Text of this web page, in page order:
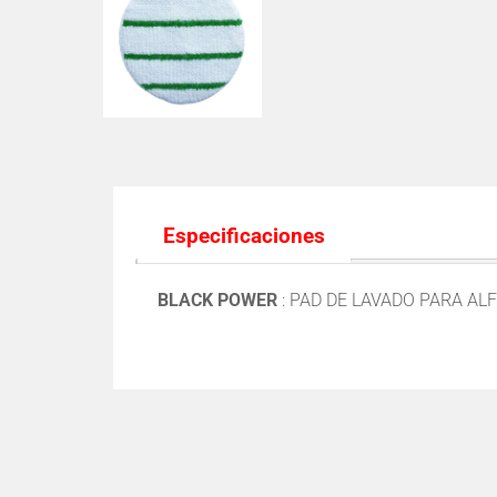
Especificaciones
BLACK POWER : PAD DE LAVADO PARA